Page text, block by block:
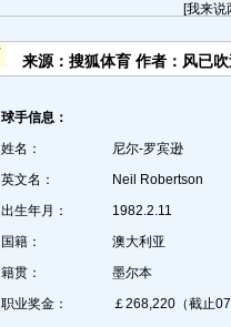
[我来说
来源：搜狐体育 作者：风已
球手信息：
姓名：
尼尔-罗宾逊
英文名：
Neil Robertson
出生年月：
1982.2.11
国籍：
澳大利亚
籍贯：
墨尔本
职业奖金：
￡268,220（截止